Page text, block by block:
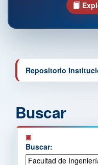
Repositorio
Buscar
Buscar: